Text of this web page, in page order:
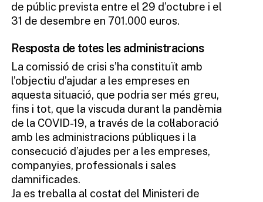
de públic prevista entre el 29 d’octubre i el
31 de desembre en 701.000 euros.
Resposta de totes les administracions
La comissió de crisi s’ha constituït amb
l’objectiu d’ajudar a les empreses en
aquesta situació, que podria ser més greu,
fins i tot, que la viscuda durant la pandèmia
de la COVID-19, a través de la col·laboració
amb les administracions públiques i la
consecució d’ajudes per a les empreses,
companyies, professionals i sales
damnificades.
Ja es treballa al costat del Ministeri de